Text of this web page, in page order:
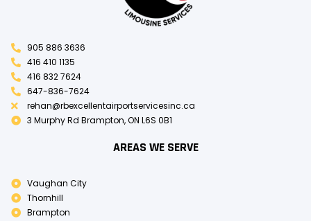
905 886 3636
416 410 1135
416 832 7624
647-836-7624
rehan@rbexcellentairportservicesinc.ca
3 Murphy Rd Brampton, ON L6S 0B1
AREAS WE SERVE
Vaughan City
Thornhill
Brampton